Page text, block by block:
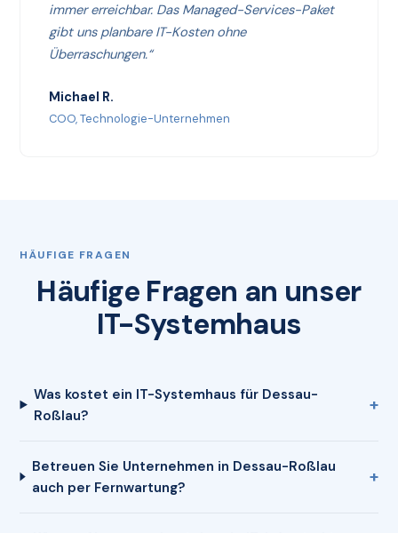
immer erreichbar. Das Managed-Services-Paket
gibt uns planbare IT-Kosten ohne
Überraschungen.“
Michael R.
COO, Technologie-Unternehmen
HÄUFIGE FRAGEN
Häufige Fragen an unser
IT-Systemhaus
Was kostet ein IT-Systemhaus für Dessau-
Roßlau?
Betreuen Sie Unternehmen in Dessau-Roßlau
auch per Fernwartung?